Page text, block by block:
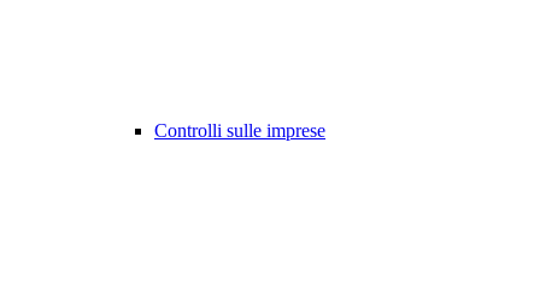
Controlli sulle imprese